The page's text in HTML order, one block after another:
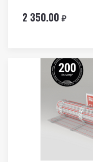
2 350.00 ₽